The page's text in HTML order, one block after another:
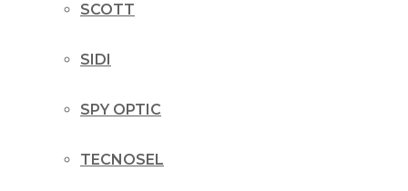
SCOTT
SIDI
SPY OPTIC
TECNOSEL